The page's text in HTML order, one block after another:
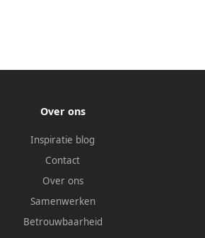
Over ons
Inspiratie blog
Contact
Over ons
Samenwerken
Betrouwbaarheid